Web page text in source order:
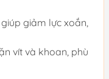
giảm lực xoắn,
vít và khoan, phù